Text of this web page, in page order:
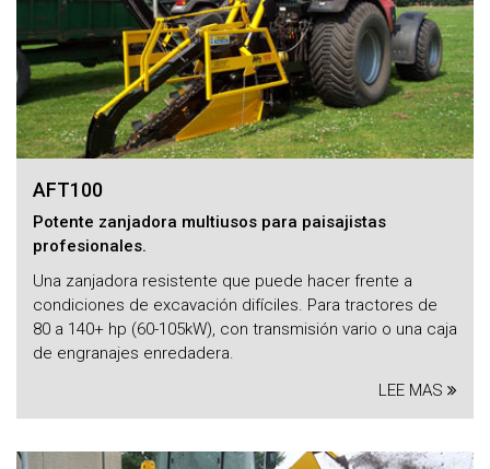
AFT100
Potente zanjadora multiusos para paisajistas
profesionales.
Una zanjadora resistente que puede hacer frente a
condiciones de excavación difíciles. Para tractores de
80 a 140+ hp (60-105kW), con transmisión vario o una caja
de engranajes enredadera.
LEE MAS